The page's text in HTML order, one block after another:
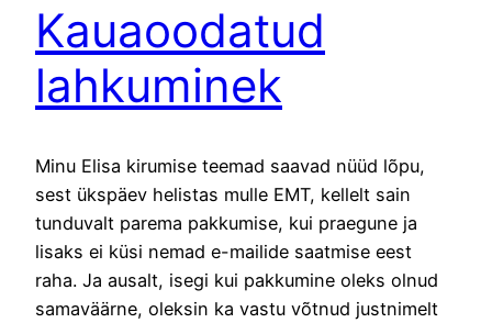
Kauaoodatud
lahkuminek
Minu Elisa kirumise teemad saavad nüüd lõpu,
sest ükspäev helistas mulle EMT, kellelt sain
tunduvalt parema pakkumise, kui praegune ja
lisaks ei küsi nemad e-mailide saatmise eest
raha. Ja ausalt, isegi kui pakkumine oleks olnud
samaväärne, oleksin ka vastu võtnud justnimelt